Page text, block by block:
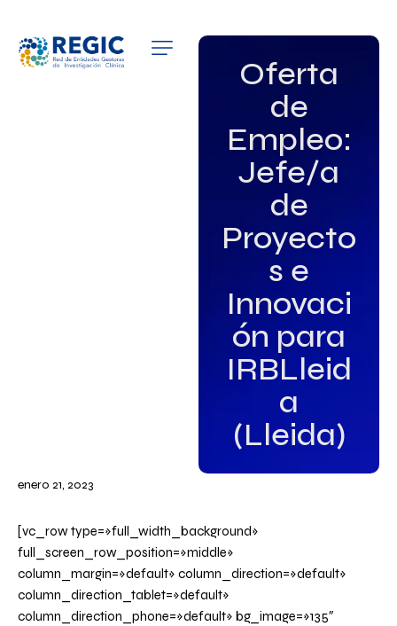
Oferta
de
Empleo:
Jefe/a
de
Proyecto
s e
Innovaci
ón para
IRBLleid
a
(Lleida)
QUIÉNES SOMOS
PATROCINADORES
GRUPOS DE INTERÉS
enero 21, 2023
[vc_row type=»full_width_background»
full_screen_row_position=»middle»
column_margin=»default» column_direction=»default»
column_direction_tablet=»default»
column_direction_phone=»default» bg_image=»135″